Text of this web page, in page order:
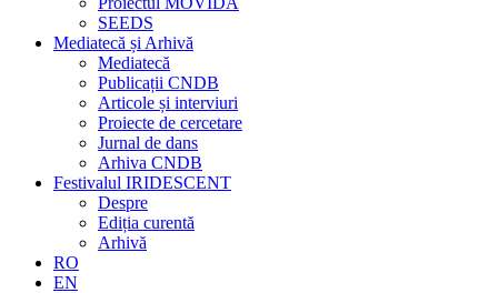
SEEDS
Mediatecă și Arhivă
Mediatecă
Publicații CNDB
Articole și interviuri
Proiecte de cercetare
Jurnal de dans
Arhiva CNDB
Festivalul IRIDESCENT
Despre
Ediția curentă
Arhivă
RO
EN